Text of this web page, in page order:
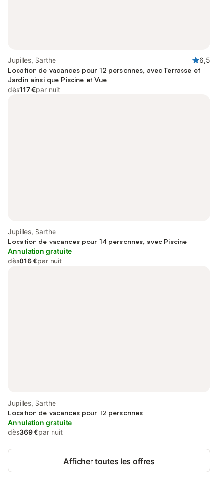
Jupilles, Sarthe
6,5
Location de vacances pour 12 personnes, avec Terrasse et
Jardin ainsi que Piscine et Vue
dès117 €par nuit
Jupilles, Sarthe
Location de vacances pour 14 personnes, avec Piscine
Annulation gratuite
dès816 €par nuit
Jupilles, Sarthe
Location de vacances pour 12 personnes
Annulation gratuite
dès369 €par nuit
Afficher toutes les offres